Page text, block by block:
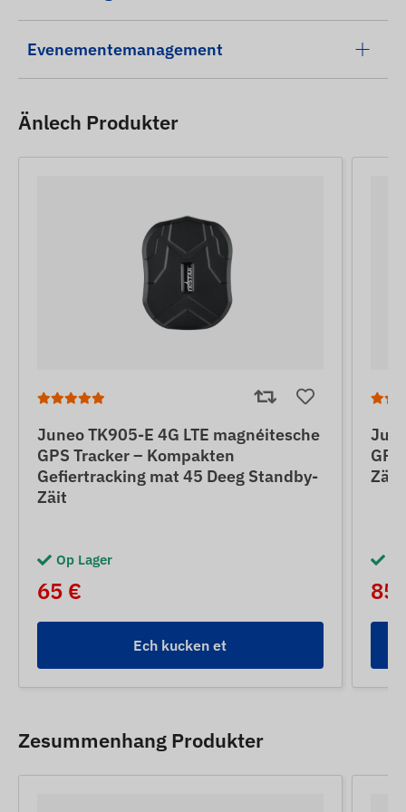
Evenementemanagement
Änlech Produkter
Juneo TK905-E 4G LTE magnéitesche
GPS Tracker – Kompakten
Gefiertracking mat 45 Deeg Standby-
Zäit
Op Lager
65 €
Ech kucken et
Zäit
85
Zesummenhang Produkter